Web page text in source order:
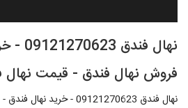
نهال
فروش نهال فندق - قیمت نهال
نهال فندق 09121270623 -